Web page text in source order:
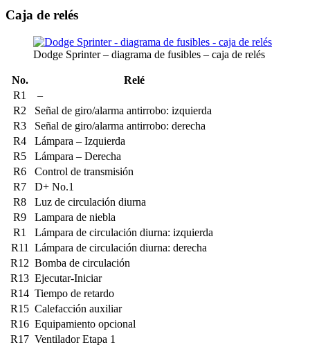
Caja de relés
Dodge Sprinter – diagrama de fusibles – caja de relés
No.
Relé
R1
–
R2
Señal de giro/alarma antirrobo: izquierda
R3
Señal de giro/alarma antirrobo: derecha
R4
Lámpara – Izquierda
R5
Lámpara – Derecha
R6
Control de transmisión
R7
D+ No.1
R8
Luz de circulación diurna
R9
Lampara de niebla
R1
Lámpara de circulación diurna: izquierda
R11
Lámpara de circulación diurna: derecha
R12 Bomba de circulación
R13 Ejecutar-Iniciar
R14 Tiempo de retardo
R15 Calefacción auxiliar
R16 Equipamiento opcional
R17 Ventilador Etapa 1